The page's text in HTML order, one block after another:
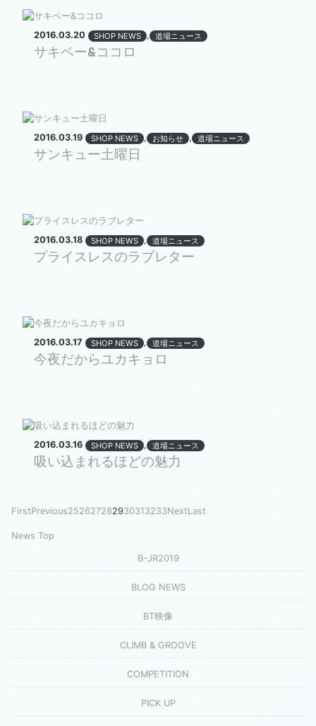
2016.03.20 SHOP NEWS , 道場ニュース
サキベー&ココロ
2016.03.19 SHOP NEWS , お知らせ , 道場ニュース
サンキュー土曜日
2016.03.18 SHOP NEWS , 道場ニュース
プライスレスのラブレター
2016.03.17 SHOP NEWS , 道場ニュース
今夜だからユカキョロ
2016.03.16 SHOP NEWS , 道場ニュース
吸い込まれるほどの魅力
FirstPrevious25262728293031 3233NextLast
News Top
B-JR2019
BLOG NEWS
BT映像
CLIMB & GROOVE
COMPETITION
PICK UP